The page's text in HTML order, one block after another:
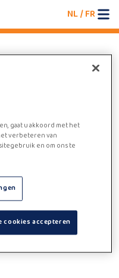
NL/FR
jobboard. Please
gaat u akkoord met het
verbeteren van
en om ons te
cookies accepteren